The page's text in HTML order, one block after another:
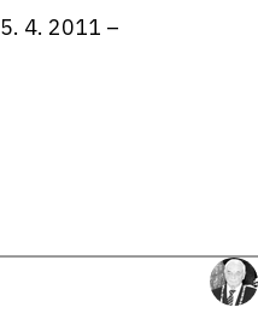
5. 4. 2011 –